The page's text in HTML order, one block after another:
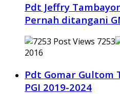
Pdt Jeffry
Pernah ditangani
7253
2016
Pdt Gomar Gultom
PGI 2019-2024